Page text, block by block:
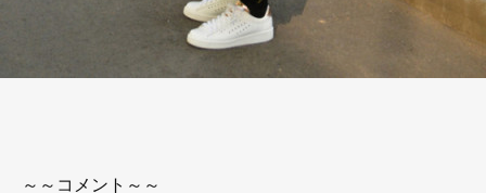
～～コメント～～